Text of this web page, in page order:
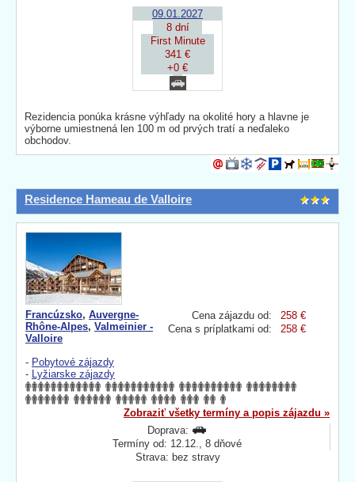
09.01.2027
8 dní
First Minute
341 €
+0 €
Rezidencia ponúka krásne výhľady na okolité hory a hlavne je
výborne umiestnená len 100 m od prvých tratí a neďaleko
obchodov.
Residence Hameau de Valloire
Cena zájazdu od:
258 €
Cena s príplatkami od:
258 €
Francúzsko, Auvergne-
Rhône-Alpes, Valmeinier -
Valloire
- Pobytové zájazdy
- Lyžiarske zájazdy
Zobraziť všetky termíny a popis zájazdu »
Doprava:
Termíny od: 12.12., 8 dňové
Strava: bez stravy